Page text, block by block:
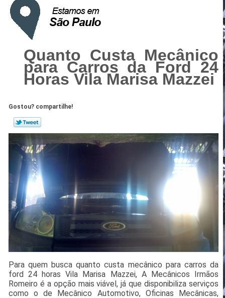
Quanto Custa Mecânico
para Carros da Ford 24
Horas Vila Marisa Mazzei
Gostou? compartilhe!
Para quem busca quanto custa mecânico para carros da
ford 24 horas Vila Marisa Mazzei, A Mecânicos Irmãos
Romeiro é a opção mais viável, já que disponibiliza serviços
como o de Mecânico Automotivo, Oficinas Mecânicas,